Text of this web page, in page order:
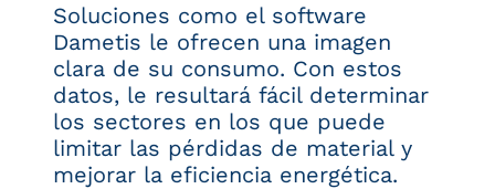
Soluciones como el software
Dametis le ofrecen una imagen
clara de su consumo. Con estos
datos, le resultará fácil determinar
los sectores en los que puede
limitar las pérdidas de material y
mejorar la eficiencia energética.